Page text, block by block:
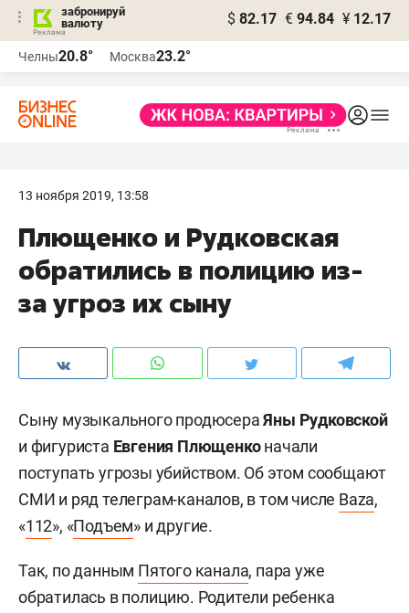
забронируй
валюту
$ 82.17 € 94.84 ¥ 12.17
Челны20.8° Москва23.2°
13 ноября 2019, 13:58
Плющенко и Рудковская
обратились в полицию из-
за угроз их сыну
Сыну музыкального продюсераЯны Рудковской
и фигуриста Евгения Плющенконачали
поступать угрозы убийством. Об этом сообщают
СМИ и ряд телеграм-каналов, в том числе Baza,
«112», «Подъем» и другие.
Так, по данным Пятого канала, пара уже
обратилась в полицию. Родители ребенка